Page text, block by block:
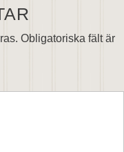
Obligatoriska fält är